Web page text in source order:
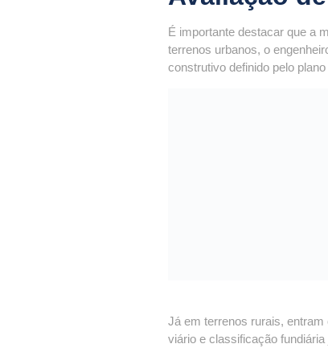
É importante destacar que a
terrenos urbanos, o
construtivo definido pelo plano
Já em terrenos rurais,
viário e classificação